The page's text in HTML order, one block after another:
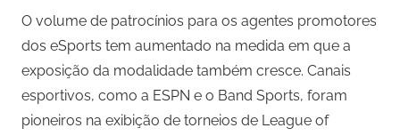
O volume de patrocínios para os agentes promotores
dos eSports tem aumentado na medida em que a
exposição da modalidade também cresce. Canais
esportivos, como a ESPN e o Band Sports, foram
pioneiros na exibição de torneios de League of